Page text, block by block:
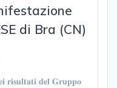
di Bra (CN)
𝐫𝐢𝐬𝐮𝐥𝐭𝐚𝐭𝐢 𝐝𝐞𝐥 𝐆𝐫𝐮𝐩𝐩𝐨